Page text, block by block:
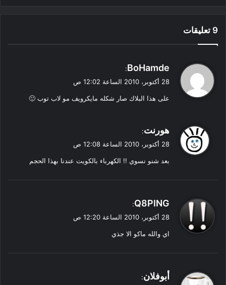
‫9 تعليقات
ي
ل
BoHamde
:
28 أكتوبر، 2010 الساعة 12:02 ص
على هذا البلاك صار شكله مايكرويف مو لاب توب 🙂
ل
هورنت:
28 أكتوبر، 2010 الساعة 12:08 ص
بعد شنو نسوي !! الكهرباء بالكويت عندنا بهذا الحجم
ي
ل
Q8PING
:
28 أكتوبر، 2010 الساعة 12:20 ص
اي والله ماكو الا جذي
يأبوفلان: